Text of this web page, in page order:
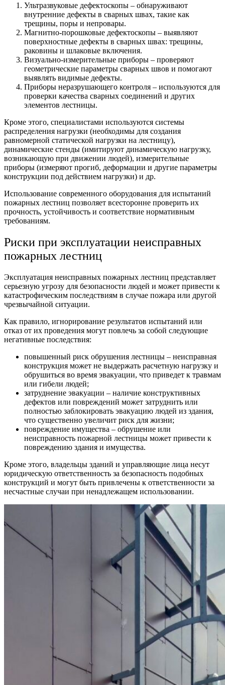
Ультразвуковые дефектоскопы – обнаруживают
внутренние дефекты в сварных швах, такие как
трещины, поры и непровары.
Магнитно-порошковые дефектоскопы – выявляют
поверхностные дефекты в сварных швах: трещины,
раковины и шлаковые включения.
Визуально-измерительные приборы – проверяют
геометрические параметры сварных швов и помогают
выявлять видимые дефекты.
Приборы неразрушающего контроля – используются для
проверки качества сварных соединений и других
элементов лестницы.
Кроме этого, специалистами используются системы
распределения нагрузки (необходимы для создания
равномерной статической нагрузки на лестницу),
динамические стенды (имитируют динамическую нагрузку,
возникающую при движении людей), измерительные
приборы (измеряют прогиб, деформации и другие параметры
конструкции под действием нагрузки) и др.
Использование современного оборудования для испытаний
пожарных лестниц позволяет всесторонне проверить их
прочность, устойчивость и соответствие нормативным
требованиям.
Риски при эксплуатации неисправных
пожарных лестниц
Эксплуатация неисправных пожарных лестниц представляет
серьезную угрозу для безопасности людей и может привести к
катастрофическим последствиям в случае пожара или другой
чрезвычайной ситуации.
Как правило, игнорирование результатов испытаний или
отказ от их проведения могут повлечь за собой следующие
негативные последствия:
повышенный риск обрушения лестницы – неисправная
конструкция может не выдержать расчетную нагрузку и
обрушиться во время эвакуации, что приведет к травмам
или гибели людей;
затруднение эвакуации – наличие конструктивных
дефектов или повреждений может затруднить или
полностью заблокировать эвакуацию людей из здания,
что существенно увеличит риск для жизни;
повреждение имущества – обрушение или
неисправность пожарной лестницы может привести к
повреждению здания и имущества.
Кроме этого, владельцы зданий и управляющие лица несут
юридическую ответственность за безопасность подобных
конструкций и могут быть привлечены к ответственности за
несчастные случаи при ненадлежащем использовании.